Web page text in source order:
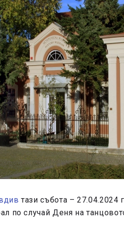
тази събота –
по случай Деня на